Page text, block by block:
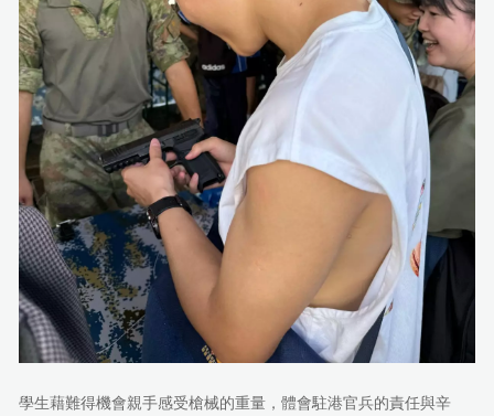
學生藉難得機會親手感受槍械的重量，體會駐港官兵的責任與辛